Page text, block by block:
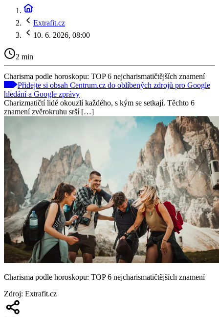
Extrafit.cz
10. 6. 2026, 08:00
2 min
Charisma podle horoskopu: TOP 6 nejcharismatičtějších znamení
Přidejte si obsah Centrum.cz do oblíbených zdrojů pro Google
hledání a Google zprávy
Charizmatičtí lidé okouzlí každého, s kým se setkají. Těchto 6
znamení zvěrokruhu srší […]
Charisma podle horoskopu: TOP 6 nejcharismatičtějších znamení
Zdroj: Extrafit.cz